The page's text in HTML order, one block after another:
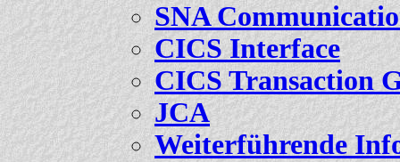
SNA
CICS Interface
CICS Transaction
JCA
Weiterführende